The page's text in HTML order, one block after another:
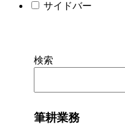
サイドバー
検索
筆耕業務